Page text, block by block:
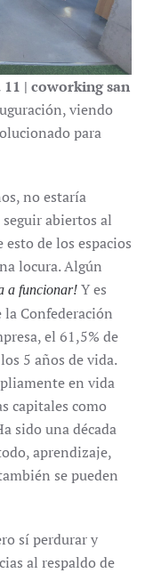
11 | coworking san
viendo
para
no estaría
abiertos al
de los espacios
locura. Algún
a funcionar! Y es
Confederación
el 61,5% de
5 años de vida.
en vida
capitales como
sido una década
aprendizaje,
se pueden
sí perdurar y
al respaldo de